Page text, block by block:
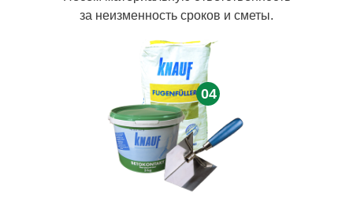
за неизменность сроков и сметы.
04